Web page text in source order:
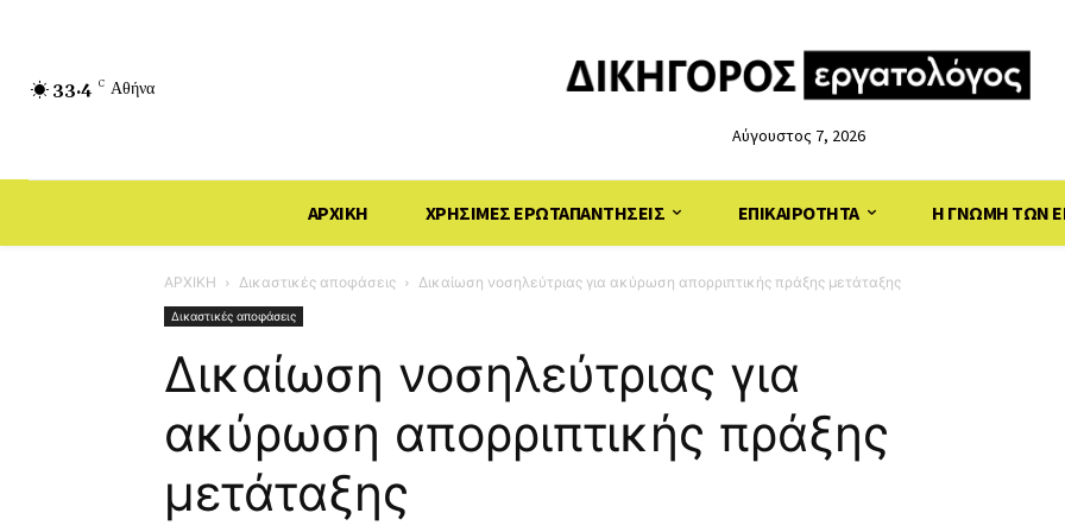
33.4 C Αθήνα
Αύγουστος 7, 2026
ΑΡΧΙΚΗ ΧΡΗΣΙΜΕΣ ΕΡΩΤΑΠΑΝΤΗΣΕΙΣ ΕΠΙΚΑΙΡΟΤΗΤΑ Η ΓΝΩΜΗ ΤΩΝ
ΑΡΧΙΚΗ Δικαστικές αποφάσεις Δικαίωση νοσηλεύτριας για ακύρωση απορριπτικής πράξης μετάταξης
Δικαστικές αποφάσεις
Δικαίωση νοσηλεύτριας για
ακύρωση απορριπτικής πράξης
μετάταξης